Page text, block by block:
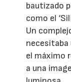
bautizado
como el
Un
necesitaba
el máximo
a una